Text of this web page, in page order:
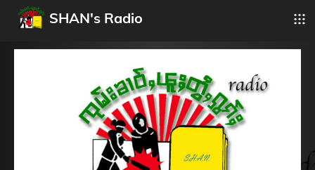
SHAN's Radio